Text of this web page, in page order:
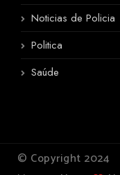
Noticias de Policia
Politica
Saúde
© Copyright 2024